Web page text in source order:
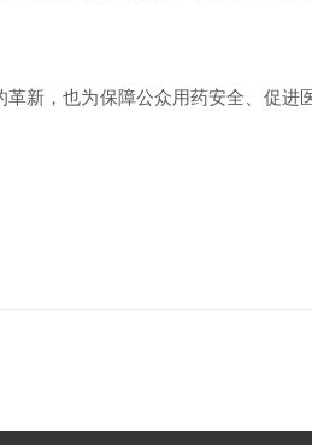
，也为保障公众用药安全、促进